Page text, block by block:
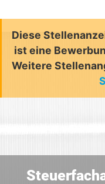
Diese
ist eine
Weitere